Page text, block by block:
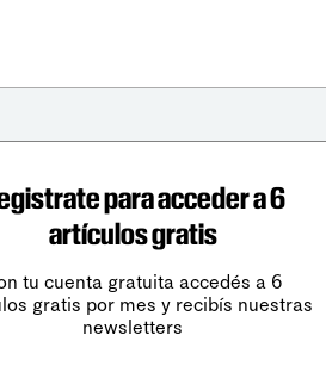
para acceder a 6
artículos gratis
tu cuenta gratuita accedés a 6
gratis por mes y recibís nuestras
newsletters